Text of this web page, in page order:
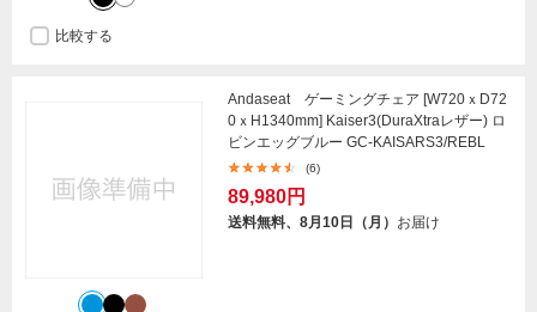
比較する
Andaseat ゲーミングチェア [W720ｘD72
0ｘH1340mm] Kaiser3(DuraXtraレザー) ロ
ビンエッグブルー GC-KAISARS3/REBL
(6)
89,980円
送料無料、8月10日（月） お届け